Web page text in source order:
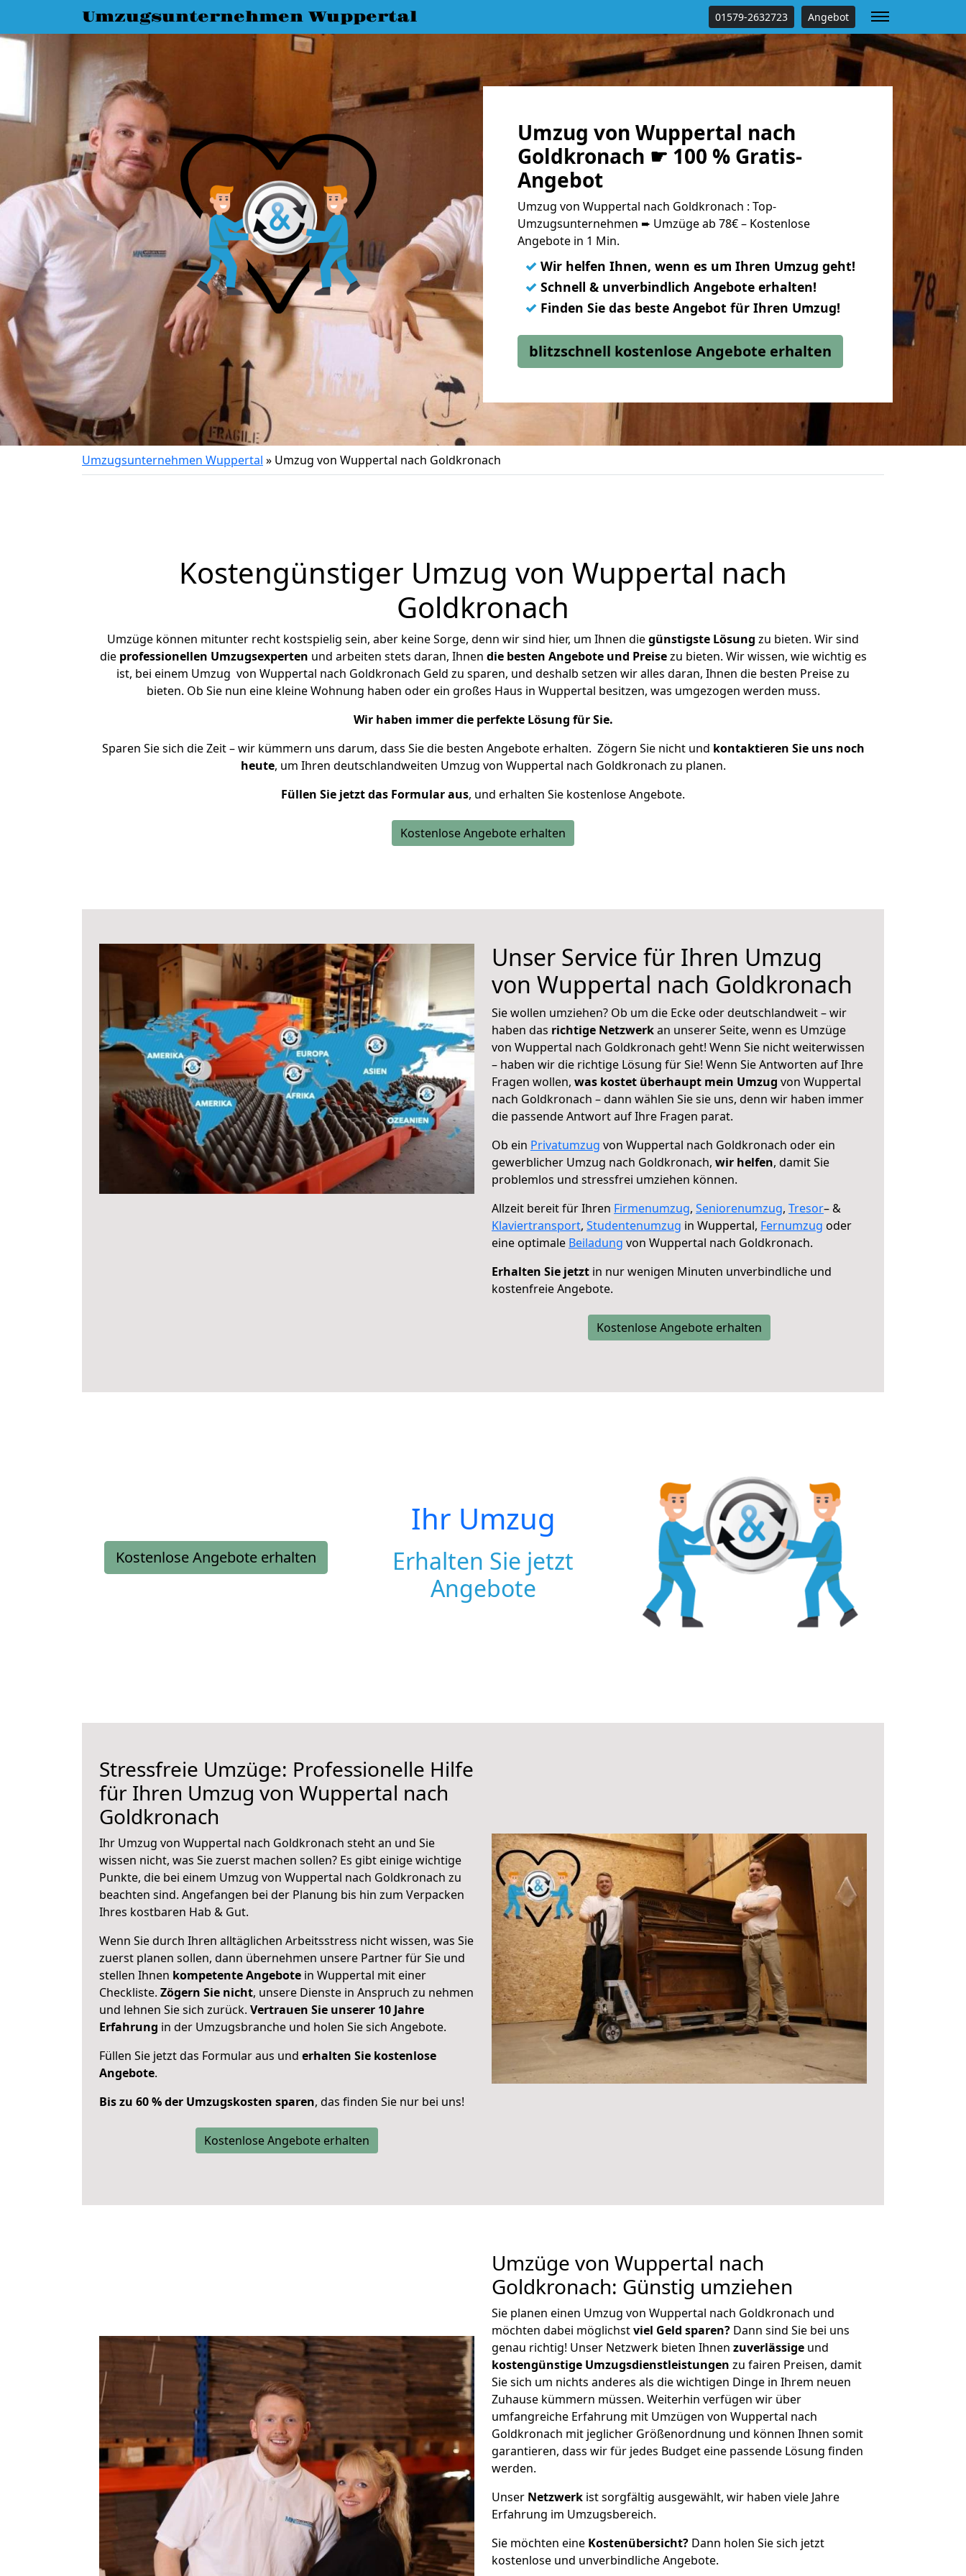
Umzugsunternehmen Wuppertal 01579-2632723 Angebot
Umzug von Wuppertal nach
Goldkronach ☛ 100 % Gratis-
Angebot
Umzug von Wuppertal nach Goldkronach : Top-
Umzugsunternehmen ➨ Umzüge ab 78€ – Kostenlose
Angebote in 1 Min.
✓ Wir helfen Ihnen, wenn es um Ihren Umzug geht!
✓ Schnell & unverbindlich Angebote erhalten!
✓ Finden Sie das beste Angebot für Ihren Umzug!
blitzschnell kostenlose Angebote erhalten
Umzugsunternehmen Wuppertal » Umzug von Wuppertal nach Goldkronach
Kostengünstiger Umzug von Wuppertal nach
Goldkronach
Umzüge können mitunter recht kostspielig sein, aber keine Sorge, denn wir sind hier, um Ihnen diegünstigste Lösung zu bieten. Wir sind
die professionellen Umzugsexperten und arbeiten stets daran, Ihnen die besten Angebote und Preisezu bieten. Wir wissen, wie wichtig es
ist, bei einem Umzug von Wuppertal nach Goldkronach Geld zu sparen, und deshalb setzen wir alles daran, Ihnen die besten Preise zu
bieten. Ob Sie nun eine kleine Wohnung haben oder ein großes Haus in Wuppertal besitzen, was umgezogen werden muss.
Wir haben immer die perfekte Lösung für Sie.
Sparen Sie sich die Zeit – wir kümmern uns darum, dass Sie die besten Angebote erhalten. Zögern Sie nicht und kontaktieren Sie uns noch
heute, um Ihren deutschlandweiten Umzug von Wuppertal nach Goldkronach zu planen.
Füllen Sie jetzt das Formular aus, und erhalten Sie kostenlose Angebote.
Kostenlose Angebote erhalten
Unser Service für Ihren Umzug
von Wuppertal nach Goldkronach
Sie wollen umziehen? Ob um die Ecke oder deutschlandweit – wir
haben das richtige Netzwerkan unserer Seite, wenn es Umzüge
von Wuppertal nach Goldkronach geht! Wenn Sie nicht weiterwissen
– haben wir die richtige Lösung für Sie! Wenn Sie Antworten auf Ihre
Fragen wollen, was kostet überhaupt mein Umzug von Wuppertal
nach Goldkronach – dann wählen Sie sie uns, denn wir haben immer
die passende Antwort auf Ihre Fragen parat.
Ob ein Privatumzug von Wuppertal nach Goldkronach oder ein
gewerblicher Umzug nach Goldkronach, wir helfen, damit Sie
problemlos und stressfrei umziehen können.
Allzeit bereit für Ihren Firmenumzug, Seniorenumzug, Tresor– &
Klaviertransport, Studentenumzug in Wuppertal, Fernumzug oder
eine optimale Beiladung von Wuppertal nach Goldkronach.
Erhalten Sie jetzt in nur wenigen Minuten unverbindliche und
kostenfreie Angebote.
Kostenlose Angebote erhalten
Kostenlose Angebote erhalten
Ihr Umzug
Erhalten Sie jetzt
Angebote
Stressfreie Umzüge: Professionelle Hilfe
für Ihren Umzug von Wuppertal nach
Goldkronach
Ihr Umzug von Wuppertal nach Goldkronach steht an und Sie
wissen nicht, was Sie zuerst machen sollen? Es gibt einige wichtige
Punkte, die bei einem Umzug von Wuppertal nach Goldkronach zu
beachten sind. Angefangen bei der Planung bis hin zum Verpacken
Ihres kostbaren Hab & Gut.
Wenn Sie durch Ihren alltäglichen Arbeitsstress nicht wissen, was Sie
zuerst planen sollen, dann übernehmen unsere Partner für Sie und
stellen Ihnen kompetente Angebote in Wuppertal mit einer
Checkliste. Zögern Sie nicht, unsere Dienste in Anspruch zu nehmen
und lehnen Sie sich zurück. Vertrauen Sie unserer 10 Jahre
Erfahrung in der Umzugsbranche und holen Sie sich Angebote.
Füllen Sie jetzt das Formular aus und erhalten Sie kostenlose
Angebote.
Bis zu 60 % der Umzugskosten sparen, das finden Sie nur bei uns!
Kostenlose Angebote erhalten
Umzüge von Wuppertal nach
Goldkronach: Günstig umziehen
Sie planen einen Umzug von Wuppertal nach Goldkronach und
möchten dabei möglichstviel Geld sparen? Dann sind Sie bei uns
genau richtig! Unser Netzwerk bieten Ihnen zuverlässige und
kostengünstige Umzugsdienstleistungen zu fairen Preisen, damit
Sie sich um nichts anderes als die wichtigen Dinge in Ihrem neuen
Zuhause kümmern müssen. Weiterhin verfügen wir über
umfangreiche Erfahrung mit Umzügen von Wuppertal nach
Goldkronach mit jeglicher Größenordnung und können Ihnen somit
garantieren, dass wir für jedes Budget eine passende Lösung finden
werden.
Unser Netzwerk ist sorgfältig ausgewählt, wir haben viele Jahre
Erfahrung im Umzugsbereich.
Sie möchten eine Kostenübersicht? Dann holen Sie sich jetzt
kostenlose und unverbindliche Angebote.